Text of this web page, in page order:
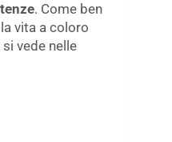
. Come ben
vita a coloro
vede nelle